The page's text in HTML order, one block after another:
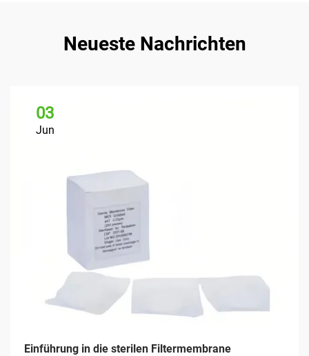
Neueste Nachrichten
03
Jun
Einführung in die sterilen Filtermembrane